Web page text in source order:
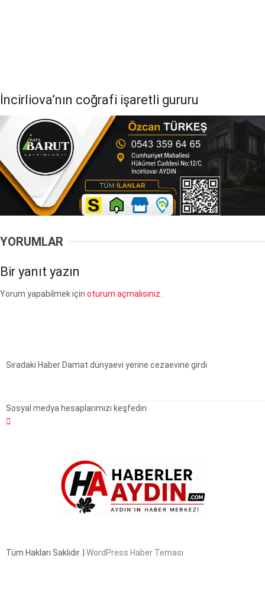
İncirliova’nın coğrafi işaretli gururu
YORUMLAR
Bir yanıt yazın
Yorum yapabilmek için oturum açmalısınız
Sıradaki Haber Damat dünyaevi yerine cezaevine girdi
Sosyal medya hesaplarımızı keşfedin
Tüm Hakları Saklıdır. | WordPress Haber Teması